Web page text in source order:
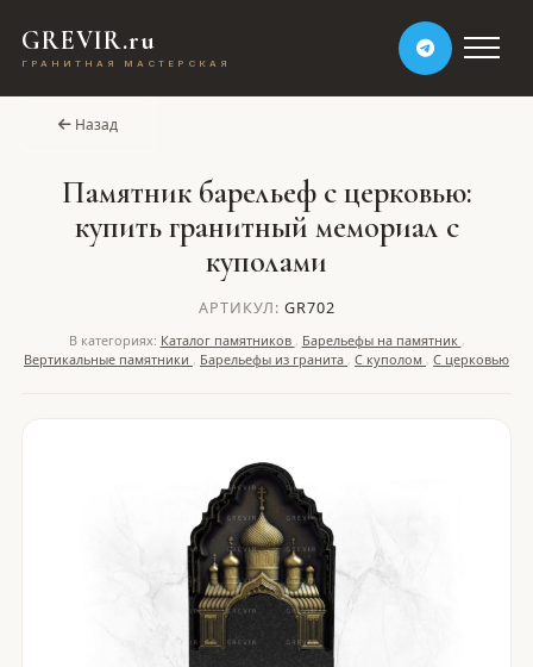
GREVIR.ru
ГРАНИТНАЯ МАСТЕРСКАЯ
Назад
Памятник барельеф с церковью:
купить гранитный мемориал с
куполами
АРТИКУЛ: GR702
В категориях: Каталог памятников , Барельефы на памятник ,
Вертикальные памятники , Барельефы из гранита , С куполом , С церковью